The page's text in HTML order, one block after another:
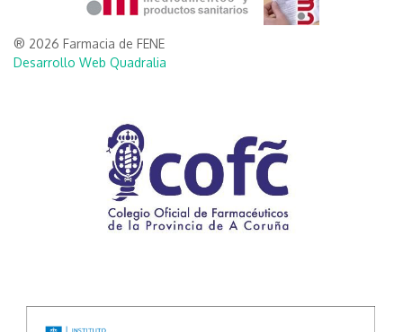
® 2026 Farmacia de FENE
Desarrollo Web Quadralia